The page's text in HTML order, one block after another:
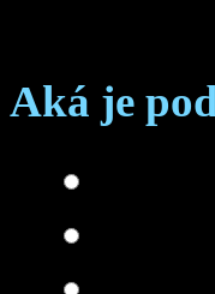
Aká je